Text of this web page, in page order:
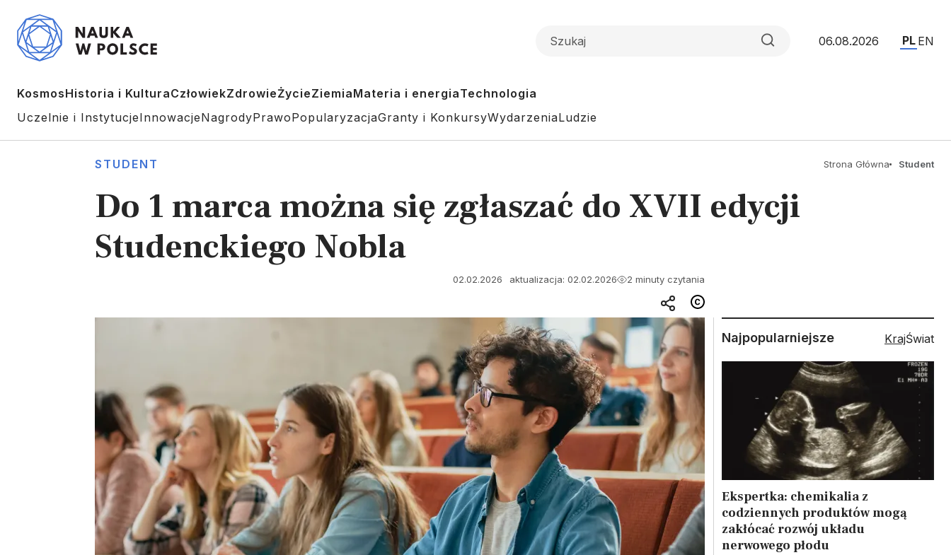
06.08.2026 PL EN
KosmosHistoria i KulturaCzłowiekZdrowieŻycieZiemiaMateria i energiaTechnologia
Uczelnie i InstytucjeInnowacjeNagrodyPrawoPopularyzacjaGranty i KonkursyWydarzeniaLudzie
STUDENT Strona Główna Student
Do 1 marca można się zgłaszać do XVII edycji
Studenckiego Nobla
02.02.2026 aktualizacja: 02.02.2026 2 minuty czytania
Najpopularniejsze KrajŚwiat
Ekspertka: chemikalia z
codziennych produktów mogą
zakłócać rozwój układu
nerwowego płodu